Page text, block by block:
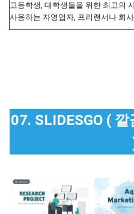
고등학생, 대학생들을 위한 최고의
사용하는 자영업자, 프리랜서나 회
07. SLIDESGO (